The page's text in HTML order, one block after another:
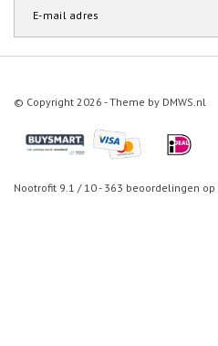
© Copyright 2026 - Theme by DMWS.nl
Nootrofit 9.1 / 10- 363 beoordelingen op